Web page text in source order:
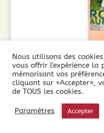
Côté Mas, Rosé
11,90€
Nous utilisons des
vous offrir l'expérience la
mémorisant vos
cliquant sur «Accepter»,
de TOUS les cookies.
Paramètres Accepter